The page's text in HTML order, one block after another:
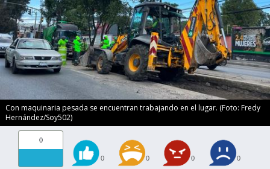
Con maquinaria pesada se encuentran trabajando en el lugar. (Foto: Fredy
Hernández/Soy502)
0
0 0 0 0